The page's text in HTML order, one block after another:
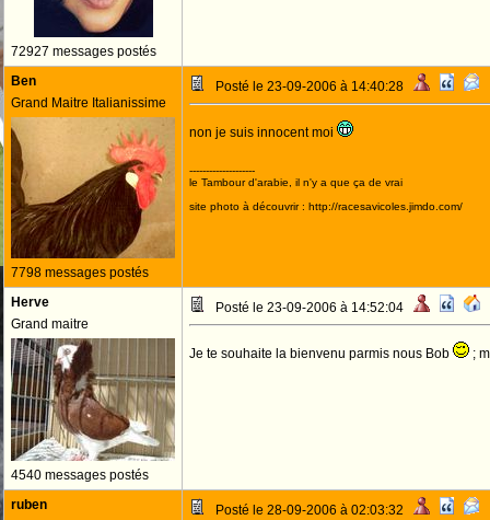
72927 messages postés
Ben
Grand Maitre Italianissime
7798 messages postés
Posté le 23-09-2006 à 14:40:28
non je suis innocent moi
--------------------
le Tambour d'arabie, il n'y a que ça de vrai
site photo à découvrir : http://racesavicoles.jimdo.com/
Herve
Grand maitre
4540 messages postés
Posté le 23-09-2006 à 14:52:04
Je te souhaite la bienvenu parmis nous Bob ;
ruben
Posté le 28-09-2006 à 02:03:32